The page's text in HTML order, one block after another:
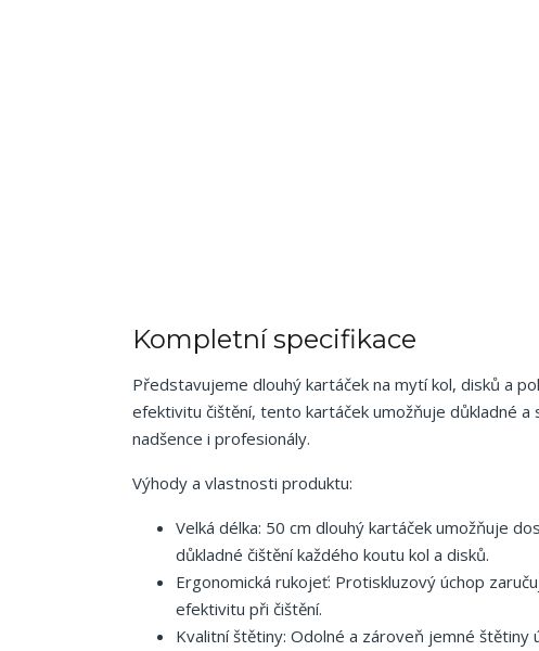
Kompletní specifikace
Představujeme dlouhý kartáček na mytí kol, disků a
efektivitu čištění, tento kartáček umožňuje důkladné
nadšence i profesionály.
Výhody a vlastnosti produktu:
Velká délka: 50 cm dlouhý kartáček umožňuje
důkladné čištění každého koutu kol a disků.
Ergonomická rukojeť: Protiskluzový úchop
efektivitu při čištění.
Kvalitní štětiny: Odolné a zároveň jemné